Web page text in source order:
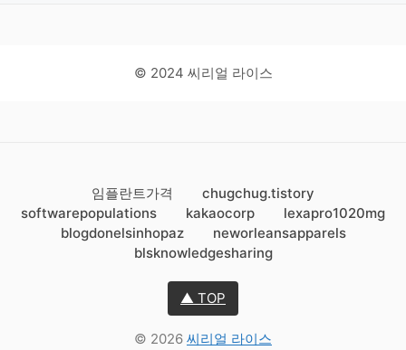
© 2024 씨리얼 라이스
임플란트가격
chugchug.tistory
softwarepopulations
kakaocorp
lexapro1020mg
blogdonelsinhopaz
neworleansapparels
blsknowledgesharing
▲ TOP
© 2026 씨리얼 라이스